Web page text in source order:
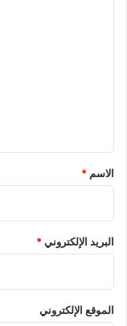
الاسم *
البريد الإلكتروني*
الموقع الإلكتروني